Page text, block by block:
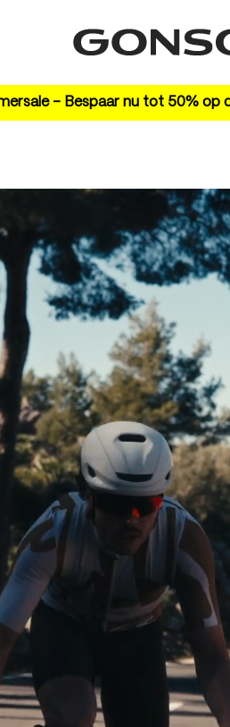
– Bespaar nu tot 50% op